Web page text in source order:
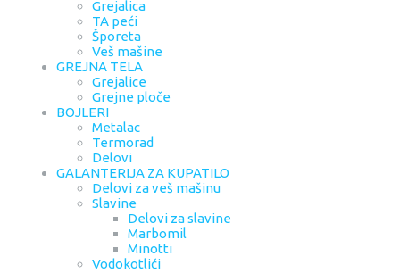
Grejalica
TA peći
Šporeta
Veš mašine
GREJNA TELA
Grejalice
Grejne ploče
BOJLERI
Metalac
Termorad
Delovi
GALANTERIJA ZA KUPATILO
Delovi za veš mašinu
Slavine
Delovi za slavine
Marbomil
Minotti
Vodokotlići